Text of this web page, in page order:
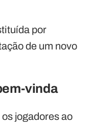
por
de um novo
vinda
jogadores ao